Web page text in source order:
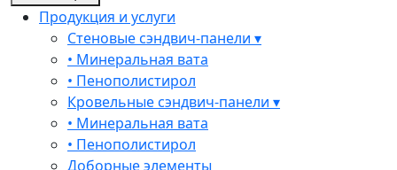
Продукция и услуги
Стеновые сэндвич-панели ▾
• Минеральная вата
• Пенополистирол
Кровельные сэндвич-панели ▾
• Минеральная вата
• Пенополистирол
Доборные элементы